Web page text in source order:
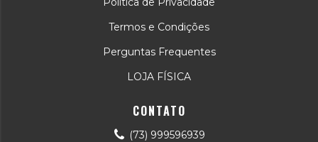
Termos e Condições
Perguntas Frequentes
LOJA FÍSICA
CONTATO
(73) 999596939